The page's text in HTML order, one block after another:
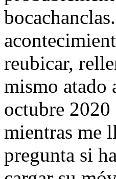
reubicar,
mismo atado
octubre
mientras me
pregunta si